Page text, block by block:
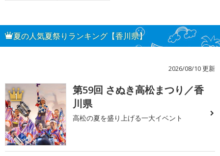
夏の人気夏祭りランキング【香川県】
2026/08/10 更新
1
第59回 さぬき高松まつり／香
川県
高松の夏を盛り上げる一大イベント